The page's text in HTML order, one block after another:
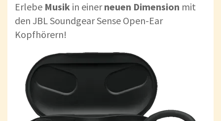
Erlebe Musik in einerneuen Dimension mit
den JBL Soundgear Sense Open-Ear
Kopfhörern!